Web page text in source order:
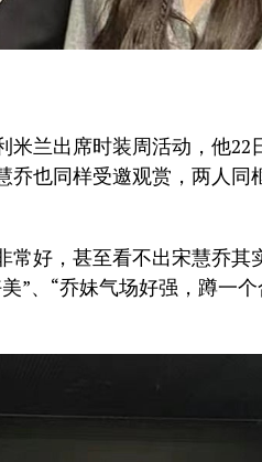
米兰出席时装周活动，他22
乔也同样受邀观赏，两人同
常好，甚至看不出宋慧乔其
”、“乔妹气场好强，蹲一